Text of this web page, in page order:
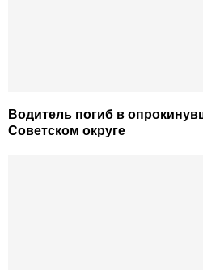
Водитель погиб в
Советском округе